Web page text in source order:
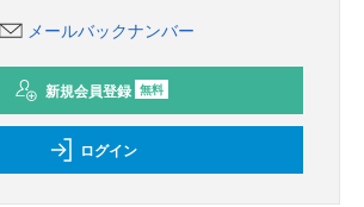
メールバックナンバー
新規会員登録 無料
ログイン